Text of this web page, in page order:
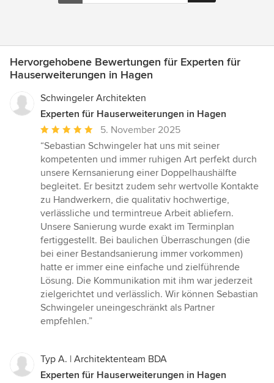
Hervorgehobene Bewertungen für Experten für
Hauserweiterungen in Hagen
Schwingeler Architekten
Experten für Hauserweiterungen in Hagen
Durchschnittliche
Bewertung:
5
von
5
Sternen
5. November 2025
“Sebastian Schwingeler hat uns mit seiner
kompetenten und immer ruhigen Art perfekt durch
unsere Kernsanierung einer Doppelhaushälfte
begleitet. Er besitzt zudem sehr wertvolle Kontakte
zu Handwerkern, die qualitativ hochwertige,
verlässliche und termintreue Arbeit abliefern.
Unsere Sanierung wurde exakt im Terminplan
fertiggestellt. Bei baulichen Überraschungen (die
bei einer Bestandsanierung immer vorkommen)
hatte er immer eine einfache und zielführende
Lösung. Die Kommunikation mit ihm war jederzeit
zielgerichtet und verlässlich. Wir können Sebastian
Schwingeler uneingeschränkt als Partner
empfehlen.”
Typ A. | Architektenteam BDA
Experten für Hauserweiterungen in Hagen